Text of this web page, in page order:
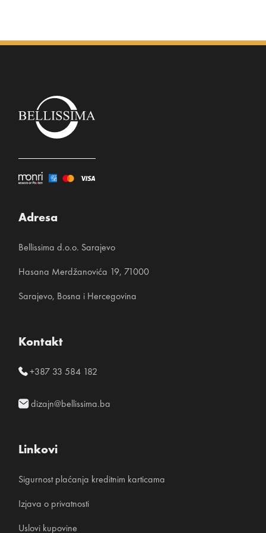
Adresa
Bellissima d.o.o. Sarajevo
Hasana Merdžanovića 19, 71000
Sarajevo, Bosna i Hercegovina
Kontakt
+387 33 584 182
dizajn@bellissima.ba
Linkovi
Sigurnost plaćanja kreditnim karticama
Izjava o privatnosti
Uslovi kupovine